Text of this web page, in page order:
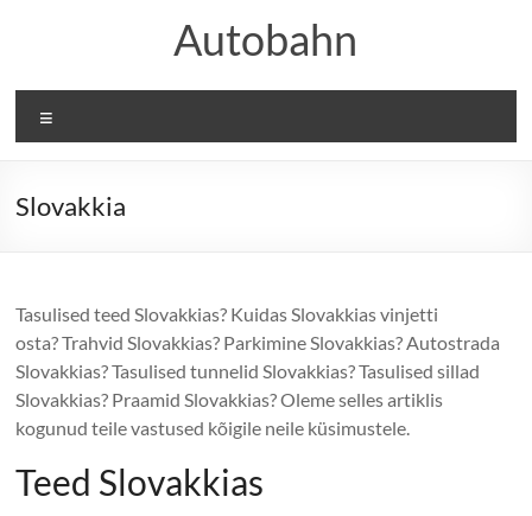
Autobahn
Slovakkia
Tasulised teed Slovakkias? Kuidas Slovakkias vinjetti
osta? Trahvid Slovakkias? Parkimine Slovakkias? Autostrada
Slovakkias? Tasulised tunnelid Slovakkias? Tasulised sillad
Slovakkias? Praamid Slovakkias? Oleme selles artiklis
kogunud teile vastused kõigile neile küsimustele.
Teed Slovakkias